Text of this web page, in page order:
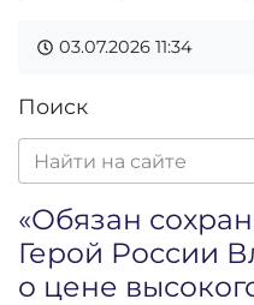
03.07.2026 11:34
Поиск
«Обязан
Герой России
о цене